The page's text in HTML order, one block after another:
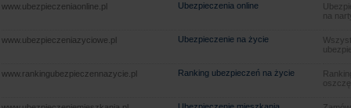
www.ubezpieczeniaonline.pl
Ubezpieczenia online
na
www.ubezpieczeniazyciowe.pl Ubezpieczenie na życie
www.rankingubezpieczennazycie.pl Ranking ubezpieczeń na życie